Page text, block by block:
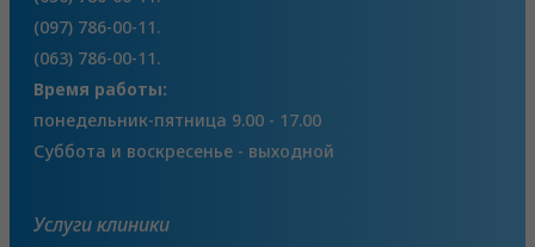
(097) 786-00-11.
(063) 786-00-11.
Время работы:
понедельник-пятница 9.00 - 17.00
Суббота и воскресенье - выходной
Услуги клиники